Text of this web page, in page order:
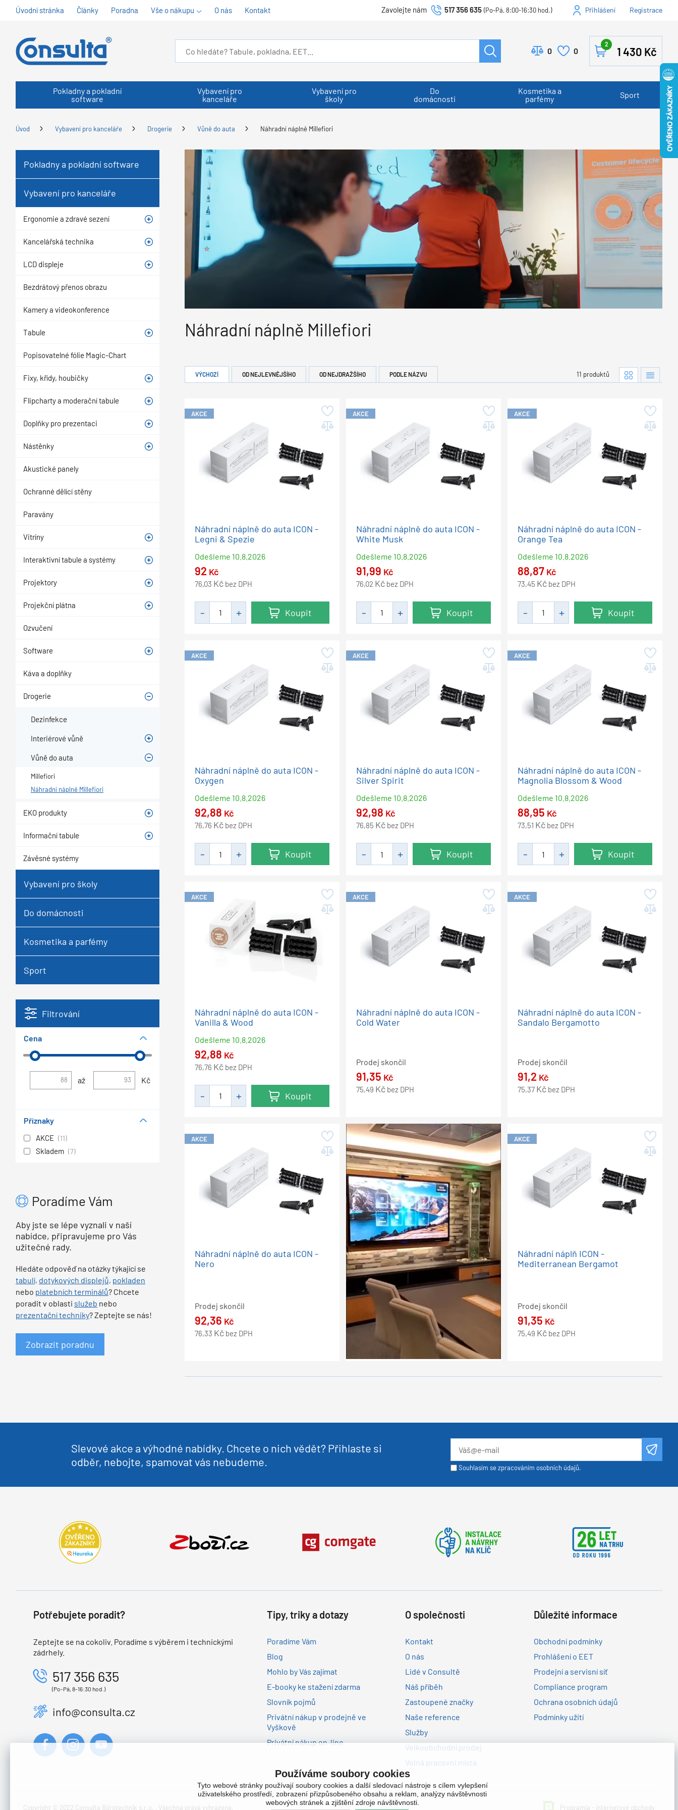
Úvodní stránka Články Poradna Vše o nákupu O nás Kontakt Zavolejte nám 517 356 635 (Po-Pá, 8:00-16:30 hod.) Přihlášení Registrace
0 0 1 430 Kč
2
Pokladny a pokladní
software
Vybavení pro
kanceláře
Vybavení pro
školy
Do
domácnosti
Kosmetika a
parfémy
Sport
Úvod Vybavení pro kanceláře Drogerie Vůně do auta Náhradní náplně Millefiori
Pokladny a pokladní software
Vybavení pro kanceláře
Ergonomie a zdravé sezení
Kancelářská technika
LCD displeje
Bezdrátový přenos obrazu
Kamery a videokonference
Tabule
Popisovatelné fólie Magic-Chart
Fixy, křídy, houbičky
Flipcharty a moderační tabule
Doplňky pro prezentaci
Nástěnky
Akustické panely
Ochranné dělící stěny
Paravány
Vitríny
Interaktivní tabule a systémy
Projektory
Projekční plátna
Ozvučení
Software
Káva a doplňky
Drogerie
Dezinfekce
Interiérové vůně
Vůně do auta
Millefiori
Náhradní náplně Millefiori
EKO produkty
Informační tabule
Závěsné systémy
Vybavení pro školy
Do domácnosti
Kosmetika a parfémy
Sport
Filtrování
Cena
až Kč
Příznaky
AKCE (11)
Skladem (7)
Poradíme Vám
Aby jste se lépe vyznali v naší
nabídce, připravujeme pro Vás
užitečné rady.
Hledáte odpověď na otázky týkající se
tabulí, dotykových displejů, pokladen
nebo platebních terminálů? Chcete
poradit v oblasti služeb nebo
prezentační techniky? Zeptejte se nás!
Zobrazit poradnu
Náhradní náplně Millefiori
VÝCHOZÍ OD NEJLEVNĚJŠÍHO OD NEJDRAŽŠÍHO PODLE NÁZVU 11 produktů
AKCE
Náhradní náplně do auta ICON -
Legni & Spezie
Odešleme 10.8.2026
92 Kč
76,03 Kč bez DPH
Koupit
AKCE
Náhradní náplně do auta ICON -
White Musk
Odešleme 10.8.2026
91,99 Kč
76,02 Kč bez DPH
Koupit
AKCE
Náhradní náplně do auta ICON -
Orange Tea
Odešleme 10.8.2026
88,87 Kč
73,45 Kč bez DPH
Koupit
AKCE
Náhradní náplně do auta ICON -
Oxygen
Odešleme 10.8.2026
92,88 Kč
76,76 Kč bez DPH
Koupit
AKCE
Náhradní náplně do auta ICON -
Silver Spirit
Odešleme 10.8.2026
92,98 Kč
76,85 Kč bez DPH
Koupit
AKCE
Náhradní náplně do auta ICON -
Magnolia Blossom & Wood
Odešleme 10.8.2026
88,95 Kč
73,51 Kč bez DPH
Koupit
AKCE
Náhradní náplně do auta ICON -
Vanilla & Wood
Odešleme 10.8.2026
92,88 Kč
76,76 Kč bez DPH
Koupit
AKCE
Náhradní náplně do auta ICON -
Cold Water
Prodej skončil
91,35 Kč
75,49 Kč bez DPH
AKCE
Náhradní náplně do auta ICON -
Sandalo Bergamotto
Prodej skončil
91,2 Kč
75,37 Kč bez DPH
AKCE
Náhradní náplně do auta ICON -
Nero
Prodej skončil
92,36 Kč
76,33 Kč bez DPH
AKCE
Náhradní náplň ICON -
Mediterranean Bergamot
Prodej skončil
91,35 Kč
75,49 Kč bez DPH
Slevové akce a výhodné nabídky. Chcete o nich vědět? Přihlaste si
odběr, nebojte, spamovat vás nebudeme.
Souhlasím se zpracováním osobních údajů.
Potřebujete poradit?
Zeptejte se na cokoliv. Poradíme s výběrem i technickými
zádrhely.
517 356 635
(Po-Pá, 8-16:30 hod.)
info@consulta.cz
Tipy, triky a dotazy
Poradíme Vám
Blog
Mohlo by Vás zajímat
E-booky ke stažení zdarma
Slovník pojmů
Privátní nákup v prodejně ve
Vyškově
Privátní nákup on-line
O společnosti
Kontakt
O nás
Lidé v Consultě
Náš příběh
Zastoupené značky
Naše reference
Služby
Velkoobchodní prodej
Volná pracovní místa
Důležité informace
Obchodní podmínky
Prohlášení o EET
Prodejní a servisní síť
Compliance program
Ochrana osobních údajů
Podmínky užití
Copyright © 2022 Consulta Bürotechnik s.r.o. , Všechna práva vyhrazena. Programia - internetové obchody
Používáme soubory cookies
Tyto webové stránky používají soubory cookies a další sledovací nástroje s cílem vylepšení
uživatelského prostředí, zobrazení přizpůsobeného obsahu a reklam, analýzy návštěvnosti
webových stránek a zjištění zdroje návštěvnosti.